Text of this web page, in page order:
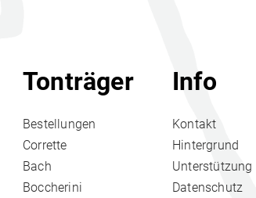
Tonträger
Bestellungen
Corrette
Bach
Boccherini
Info
Kontakt
Hintergrund
Unterstützung
Datenschutz